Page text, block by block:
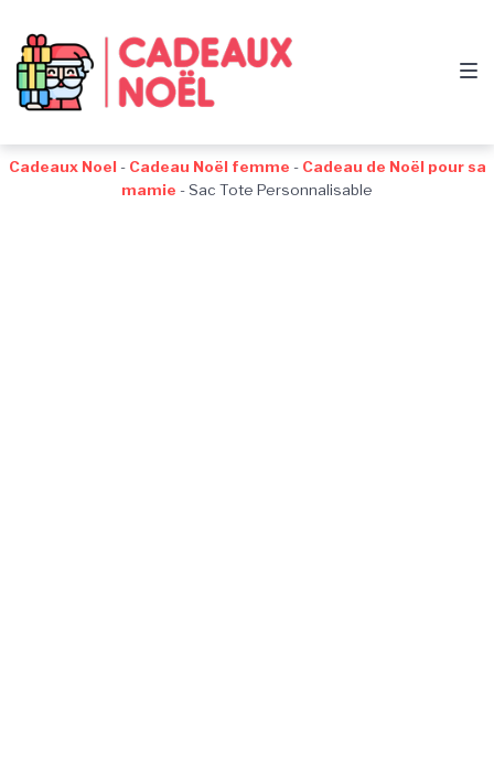
navigation
au
contenu
au
pied
de
Cadeaux Noel - Cadeau Noël femme - Cadeau de Noël pour sa
mamie -Sac Tote Personnalisable